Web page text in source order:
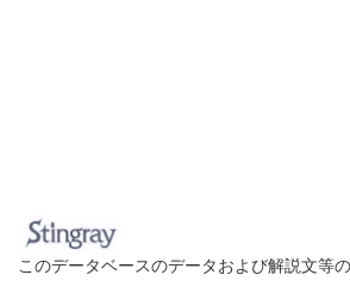
このデータベースのデータおよび解説文等